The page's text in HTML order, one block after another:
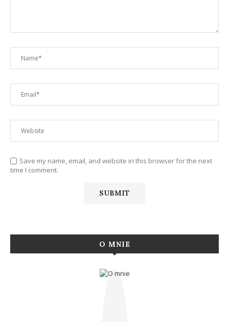
Save my name, email, and website in this browser for the next
time I comment.
O MNIE